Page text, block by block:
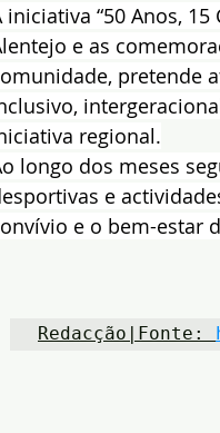
iniciativa “50 Anos,
e as
pretende
regional.
longo dos meses
e
e o bem-estar
Redacção|Fonte: